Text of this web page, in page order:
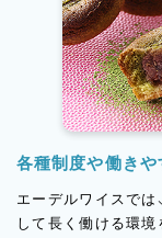
各種制度や働きや
エーデルワイスでは
して長く働ける環